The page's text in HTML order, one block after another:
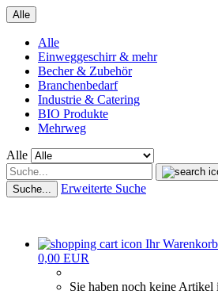
Alle
Alle
Einweggeschirr & mehr
Becher & Zubehör
Branchenbedarf
Industrie & Catering
BIO Produkte
Mehrweg
Alle
Suche... Erweiterte Suche
Ihr Warenkorb
0,00 EUR
Sie haben noch keine